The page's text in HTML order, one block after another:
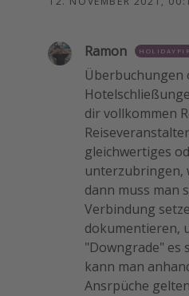
Ramon
dir vollkommen
gleichwertiges
unterzubringen,
dann muss man
Verbindung
dokumentieren,
"Downgrade" es
kann man
Ansrpüche